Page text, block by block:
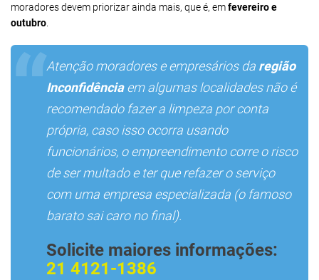
moradores devem priorizar ainda mais, que é, emfevereiro e
outubro
Atenção moradores e empresários da região
Inconfidênciaem algumas localidades não é
recomendado fazer a limpeza por conta
própria, caso isso ocorra usando
funcionários, o empreendimento corre o risco
de ser multado e ter que refazer o serviço
com uma empresa especializada (o famoso
barato sai caro no final).
Solicite maiores informações:
21 4121-1386